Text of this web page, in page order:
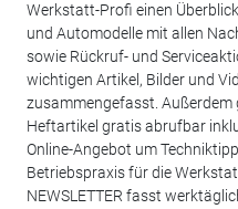
Werkstatt-Profi einen
und Automodelle mit allen
sowie Rückruf- und
wichtigen Artikel, Bilder und
zusammengefasst. Außerdem
Heftartikel gratis abrufbar
Online-Angebot um
Betriebspraxis für die
NEWSLETTER fasst